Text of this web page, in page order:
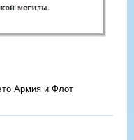
Армия и Флот